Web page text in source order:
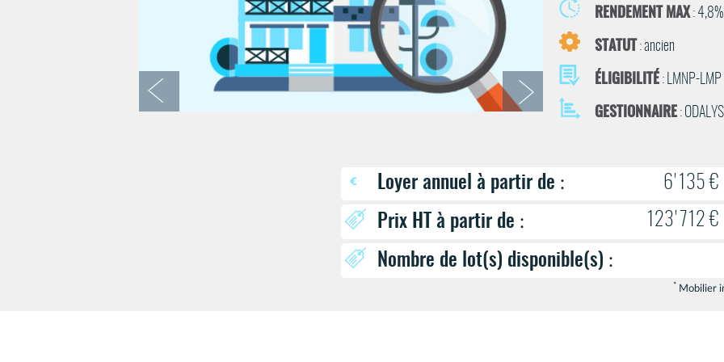
RENDEMENT MAX: 4,8%
STATUT : ancien
ÉLIGIBILITÉ : LMNP-LMP
GESTIONNAIRE : ODALYS
Loyer annuel à partir de :
6'135 €
Prix HT à partir de : 123'712 €
Nombre de lot(s) disponible(s) :
* Mobilier